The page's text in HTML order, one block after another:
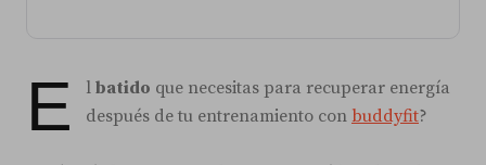
E l batido que necesitas para recuperar energía
después de tu entrenamiento con buddyfit?